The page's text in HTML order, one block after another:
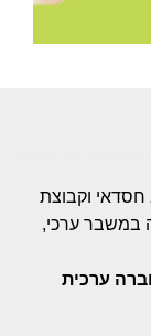
על ידי יעקב חסדאי וקבוצת
במשבר ערכי,
ערכית